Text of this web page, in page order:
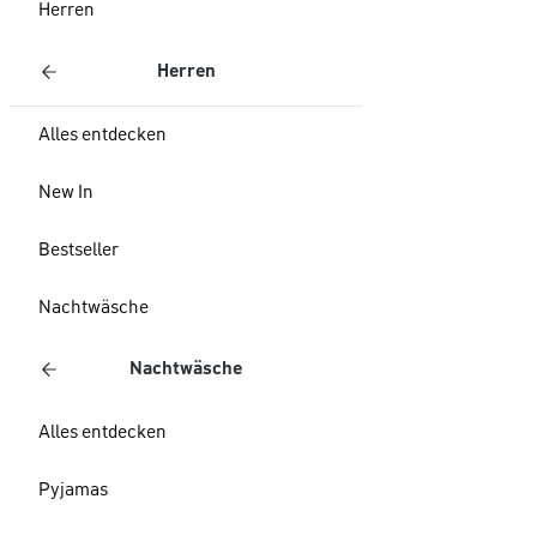
Herren
Herren
Alles entdecken
New In
Bestseller
Nachtwäsche
Nachtwäsche
Alles entdecken
Pyjamas